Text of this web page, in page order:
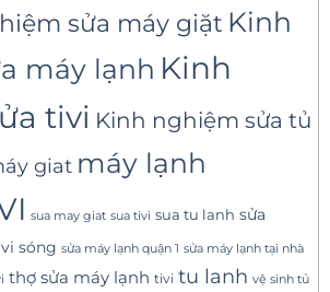
sửa máy giặt Kinh
máy lạnh Kinh
tivi Kinh nghiệm sửa tủ
giat máy lạnh
sua may giat sua tivi sua tu lanh sửa
sóng sửa máy lạnh quận 1 sửa máy lạnh tại nhà
thợ sửa máy lạnh tivi tu lanh vệ sinh tủ